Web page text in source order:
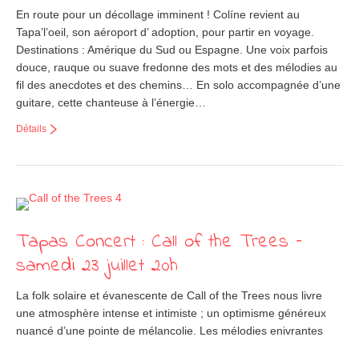
En route pour un décollage imminent ! Colíne revient au
Tapa’l’oeil, son aéroport d’ adoption, pour partir en voyage.
Destinations : Amérique du Sud ou Espagne. Une voix parfois
douce, rauque ou suave fredonne des mots et des mélodies au
fil des anecdotes et des chemins… En solo accompagnée d’une
guitare, cette chanteuse à l’énergie…
Détails
Tapas Concert : Call of the Trees –
samedi 23 juillet 20h
La folk solaire et évanescente de Call of the Trees nous livre
une atmosphère intense et intimiste ; un optimisme généreux
nuancé d’une pointe de mélancolie. Les mélodies enivrantes